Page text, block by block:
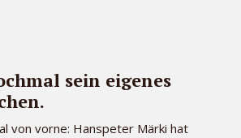
sein eigenes
von vorne: Hanspeter Märki hat